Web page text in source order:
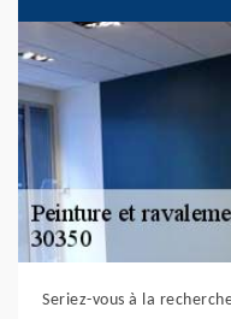
Seriez-vous à la